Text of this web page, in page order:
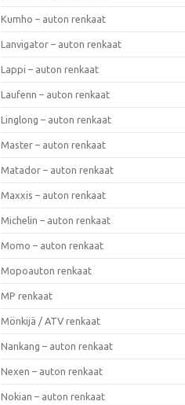
Kumho – auton renkaat
Lanvigator – auton renkaat
Lappi – auton renkaat
Laufenn – auton renkaat
Linglong – auton renkaat
Master – auton renkaat
Matador – auton renkaat
Maxxis – auton renkaat
Michelin – auton renkaat
Momo – auton renkaat
Mopoauton renkaat
MP renkaat
Mönkijä / ATV renkaat
Nankang – auton renkaat
Nexen – auton renkaat
Nokian – auton renkaat